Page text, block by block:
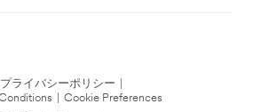
プライバシーポリシー
Cookie Preferences